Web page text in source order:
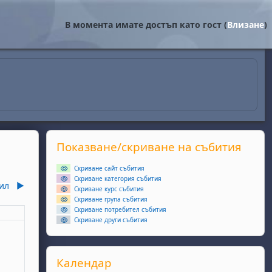
В момента имате достъп като гост (Влизане)
▶︎
неделя, 1 март
Supplementary blocks
Прескочи Показване/скриване на събития
Показване/скриване на събития
Скриване сайт събития
Скриване категория събития
Скриване курс събития
Скриване група събития
Скриване потребител събития
Скриване други събития
Прескочи Календар
Календар